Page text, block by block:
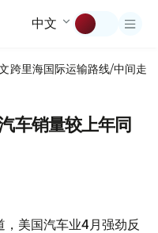
中文
跨里海国际运输路线/中间走廊
车销量较上年同
美国汽车业4月强劲反